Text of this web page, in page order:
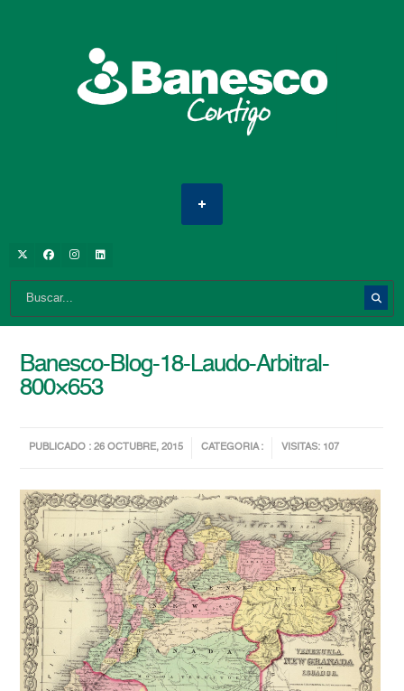
Banesco-Blog-18-Laudo-Arbitral-
800×653
PUBLICADO : 26 OCTUBRE, 2015 CATEGORIA : VISITAS: 107